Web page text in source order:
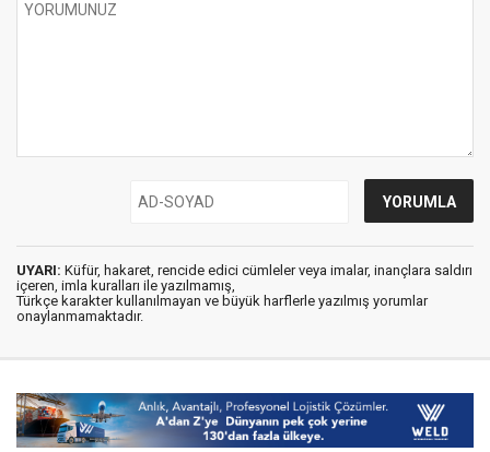
UYARI: Küfür, hakaret, rencide edici cümleler veya imalar, inançlara saldırı
içeren, imla kuralları ile yazılmamış,
Türkçe karakter kullanılmayan ve büyük harflerle yazılmış yorumlar
onaylanmamaktadır.